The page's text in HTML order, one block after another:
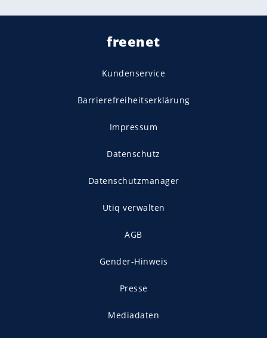
freenet
Kundenservice
Barrierefreiheitserklärung
Impressum
Datenschutz
Datenschutzmanager
Utiq verwalten
AGB
Gender-Hinweis
Presse
Mediadaten